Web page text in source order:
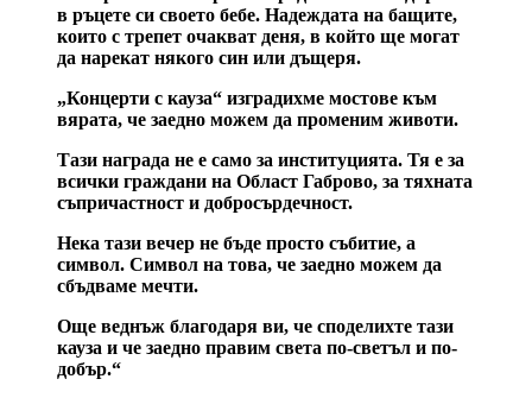
в ръцете си своето бебе. Надеждата на бащите,
които с трепет очакват деня, в който ще могат
да нарекат някого син или дъщеря.
„Концерти с кауза“ изградихме мостове към
вярата, че заедно можем да променим животи.
Тази награда не е само за институцията. Тя е за
всички граждани на Област Габрово, за тяхната
съпричастност и добросърдечност.
Нека тази вечер не бъде просто събитие, а
символ. Символ на това, че заедно можем да
сбъдваме мечти.
Още веднъж благодаря ви, че споделихте тази
кауза и че заедно правим света по-светъл и по-
добър.“